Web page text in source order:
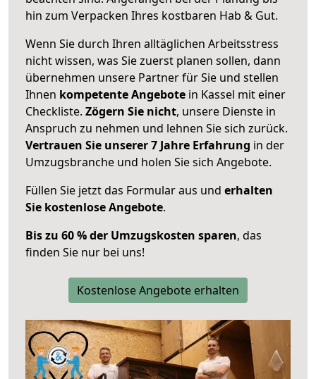
hin zum Verpacken Ihres kostbaren Hab & Gut.
Wenn Sie durch Ihren alltäglichen Arbeitsstress
nicht wissen, was Sie zuerst planen sollen, dann
übernehmen unsere Partner für Sie und stellen
Ihnen kompetente Angebote in Kassel mit einer
Checkliste. Zögern Sie nicht, unsere Dienste in
Anspruch zu nehmen und lehnen Sie sich zurück.
Vertrauen Sie unserer 7 Jahre Erfahrung in der
Umzugsbranche und holen Sie sich Angebote.
Füllen Sie jetzt das Formular aus und erhalten
Sie kostenlose Angebote.
Bis zu 60 % der Umzugskosten sparen, das
finden Sie nur bei uns!
Kostenlose Angebote erhalten